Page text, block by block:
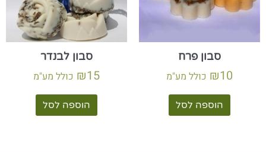
סבון פרח
₪10 כולל מע"מ
הוספה לסל
סבון לבנדר
₪15 כולל מע"מ
הוספה לסל